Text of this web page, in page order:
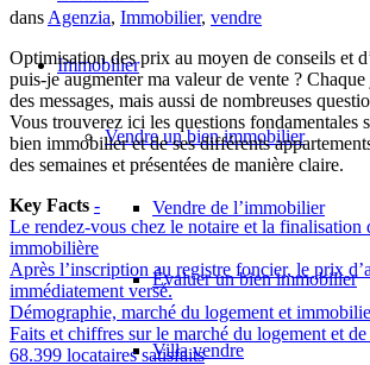
Immobilier
Vendre un bien immobilier
Vendre de l’immobilier
Évaluer un bien immobilier
Villa vendre
dans Agenzia, Immobilier, vendre
Optimisation des prix au moyen de conseils et
puis-je augmenter ma valeur de vente ?
des messages, mais aussi de nombreuses
Vous trouverez ici les questions fondamentales
bien immobilier et de ses différents
des semaines et présentées de manière claire.
Key Facts -
Le rendez-vous chez le notaire et la finalisation
immobilière
Après l’inscription au registre foncier, le prix
immédiatement versé.
Démographie, marché du logement et
Faits et chiffres sur le marché du logement et
68.399 locataires satisfaits